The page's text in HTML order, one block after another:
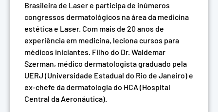
Brasileira de Laser e participa de inúmeros
congressos dermatológicos na área da medicina
estética e Laser. Com mais de 20 anos de
experiência em medicina, leciona cursos para
médicos iniciantes. Filho do Dr. Waldemar
Szerman, médico dermatologista graduado pela
UERJ (Universidade Estadual do Rio de Janeiro) e
ex-chefe da dermatologia do HCA (Hospital
Central da Aeronáutica).